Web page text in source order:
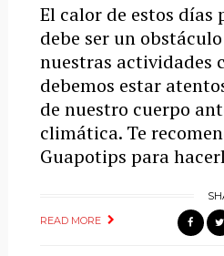
El calor de estos días
debe ser un
nuestras actividades
debemos estar
de nuestro cuerpo
climática. Te
Guapotips para
READ MORE